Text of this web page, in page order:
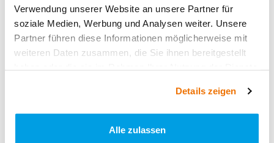
Verwendung unserer Website an unsere Partner für
soziale Medien, Werbung und Analysen weiter. Unsere
Partner führen diese Informationen möglicherweise mit
weiteren Daten zusammen, die Sie ihnen bereitgestellt
Details zeigen
Alle zulassen